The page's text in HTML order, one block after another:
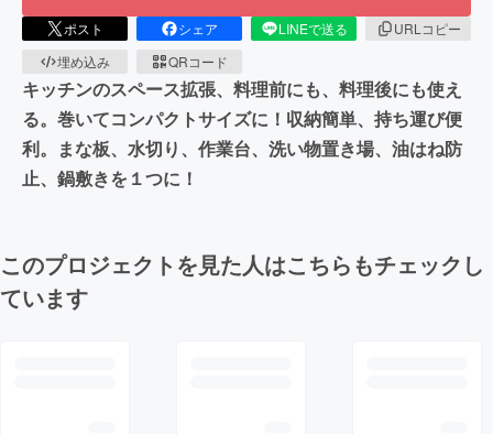
ポスト シェア LINEで送る
URLコピー
埋め込み
QRコード
キッチンのスペース拡張、料理前にも、料理後にも使え
る。巻いてコンパクトサイズに！収納簡単、持ち運び便
利。まな板、水切り、作業台、洗い物置き場、油はね防
止、鍋敷きを１つに！
このプロジェクトを見た人はこちらもチェックし
ています